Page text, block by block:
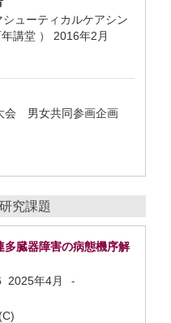
ューティカルケアシン
講堂 ） 2016年2月
会 男女共同参画企画
究課題
多臓器障害の病態機序解
2025年4月 -